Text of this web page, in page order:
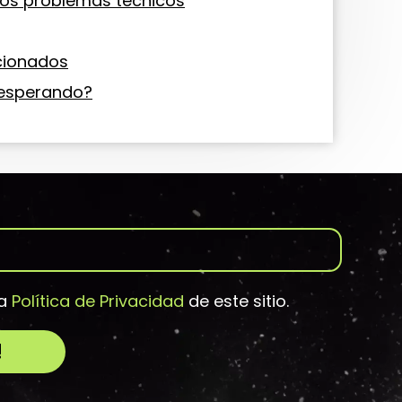
Política de Privacidad de este sitio.